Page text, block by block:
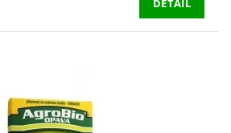
DETAIL